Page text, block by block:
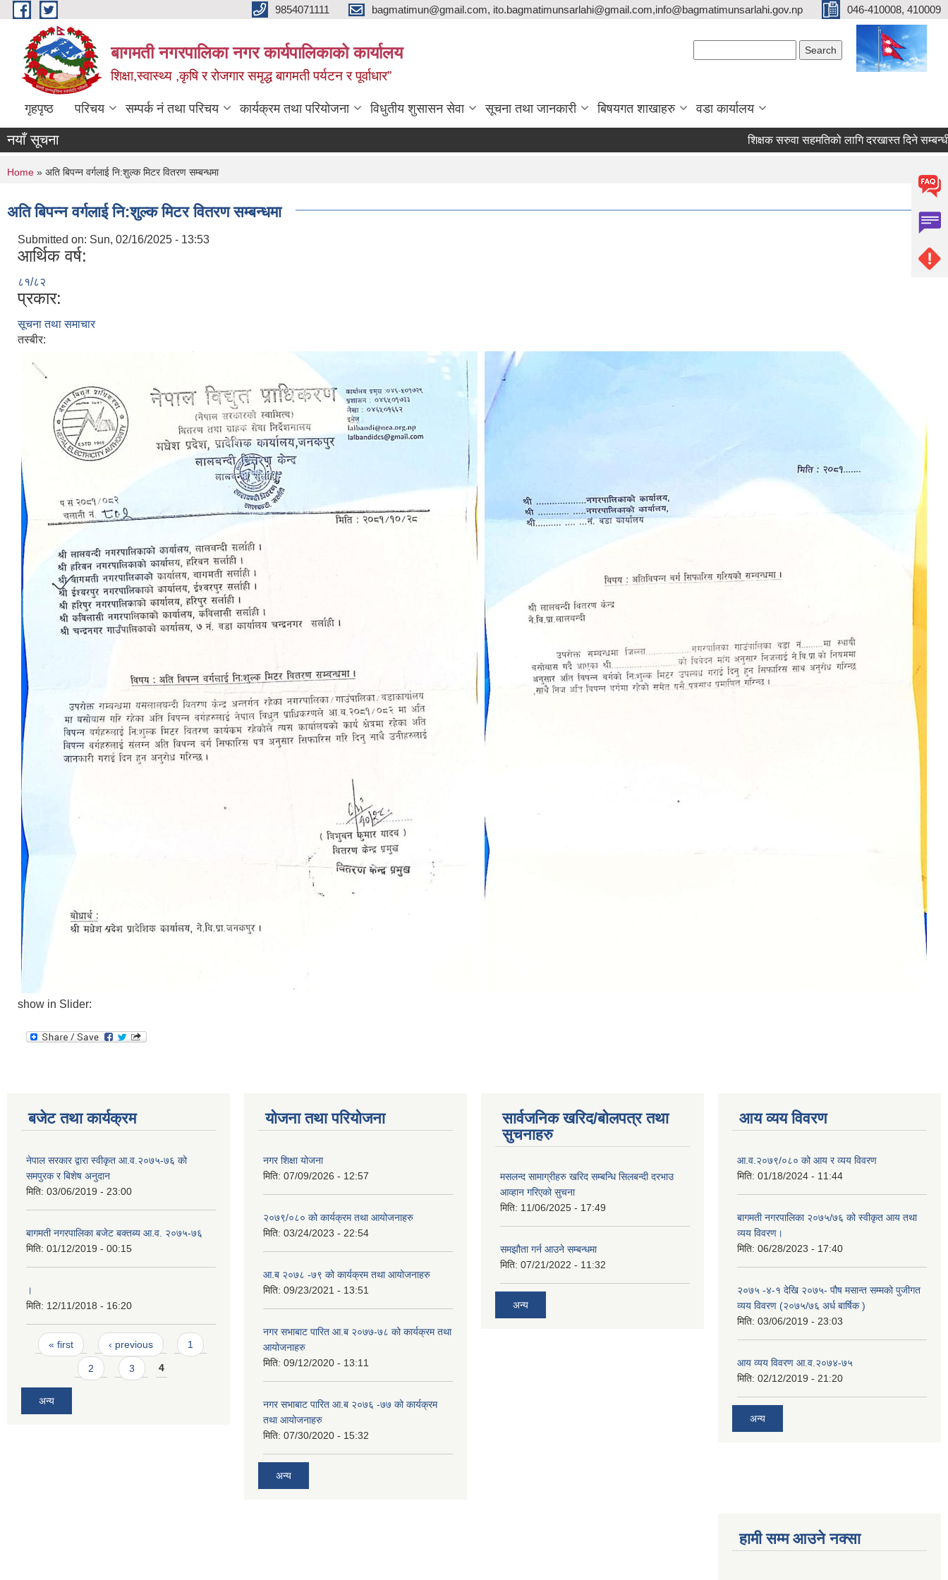
Skip to main content 9854071111 bagmatimun@gmail.com, ito.bagmatimunsarlahi@gmail.com,info@bagmatimunsarlahi.gov.np 046-410008, 410009
बागमती नगरपालिका नगर कार्यपालिकाको कार्यालय
शिक्षा,स्वास्थ्य ,कृषि र रोजगार समृद्ध बागमती पर्यटन र पूर्वाधार”
गृहपृष्ठ परिचय सम्पर्क नं तथा परिचय कार्यक्रम तथा परियोजना विधुतीय शुसासन सेवा सूचना तथा जानकारी बिषयगत शाखाहरु वडा कार्यालय
नयाँ सूचना शिक्षक सरुवा सहमतिको लागि दरखास्त दिने
You are here
Home » अति बिपन्न वर्गलाई नि:शुल्क मिटर वितरण सम्बन्धमा
अति बिपन्न वर्गलाई नि:शुल्क मिटर वितरण सम्बन्धमा
Submitted on: Sun, 02/16/2025 - 13:53
आर्थिक वर्ष:
८१/८२
प्रकार:
सूचना तथा समाचार
तस्बीर:
show in Slider:
बजेट तथा कार्यक्रम
नेपाल सरकार द्वारा स्वीकृत आ.व.२०७५-७६ को
समपुरक र बिशेष अनुदान
मिति: 03/06/2019 - 23:00
बागमती नगरपालिका बजेट बक्तब्य आ.व. २०७५-७६
मिति: 01/12/2019 - 00:15
।
मिति: 12/11/2018 - 16:20
Pages
« first ‹ previous 1
2 3 4
अन्य
योजना तथा परियोजना
नगर शिक्षा योजना
मिति: 07/09/2026 - 12:57
२०७९/०८० को कार्यक्रम तथा आयोजनाहरु
मिति: 03/24/2023 - 22:54
आ.ब २०७८ -७९ को कार्यक्रम तथा आयोजनाहरु
मिति: 09/23/2021 - 13:51
नगर सभाबाट पारित आ.ब २०७७-७८ को कार्यक्रम तथा
आयोजनाहरु
मिति: 09/12/2020 - 13:11
नगर सभाबाट पारित आ.ब २०७६ -७७ को कार्यक्रम
तथा आयोजनाहरु
मिति: 07/30/2020 - 15:32
अन्य
सार्वजनिक खरिद/बोलपत्र तथा
सुचनाहरु
मसलन्द सामाग्रीहरु खरिद सम्बन्धि सिलबन्दी दरभाउ
आव्हान गरिएको सुचना
मिति: 11/06/2025 - 17:49
समझौता गर्न आउने सम्बन्धमा
मिति: 07/21/2022 - 11:32
अन्य
आय व्यय विवरण
आ.व.२०७९/०८० को आय र व्यय विवरण
मिति: 01/18/2024 - 11:44
बागमती नगरपालिका २०७५/७६ को स्वीकृत आय तथा
व्यय विवरण।
मिति: 06/28/2023 - 17:40
२०७५ -४-१ देखि २०७५- पौष मसान्त सम्मको पुजीगत
व्यय विवरण (२०७५/७६ अर्ध बार्षिक )
मिति: 03/06/2019 - 23:03
आय व्यय विवरण आ.व.२०७४-७५
मिति: 02/12/2019 - 21:20
अन्य
हामी सम्म आउने नक्सा